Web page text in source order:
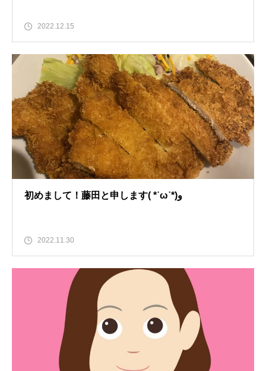
2022.12.15
初めまして！藤田と申します( *˙ω˙*)و
2022.11.30